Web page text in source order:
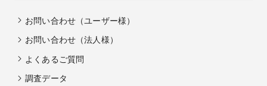
お問い合わせ（ユーザー様）
お問い合わせ（法人様）
よくあるご質問
調査データ